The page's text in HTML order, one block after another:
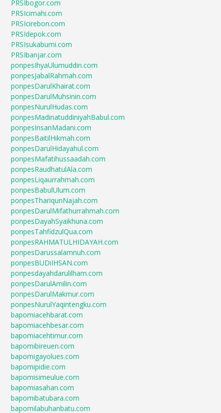
PRSIbogor.com
PRSIcimahi.com
PRSIcirebon.com
PRSIdepok.com
PRSIsukabumi.com
PRSIbanjar.com
ponpesIhyaUlumuddin.com
ponpesJabalRahmah.com
ponpesDarulKhairat.com
ponpesDarulMuhsinin.com
ponpesNurulHudas.com
ponpesMadinatuddiniyahBabul.com
ponpesInsanMadani.com
ponpesBaitilHikmah.com
ponpesDarulHidayahul.com
ponpesMafatihussaadah.com
ponpesRaudhatulAla.com
ponpesLiqaurrahmah.com
ponpesBabulUlum.com
ponpesThariqunNajah.com
ponpesDarulMifathurrahmah.com
ponpesDayahSyaikhuna.com
ponpesTahfidzulQua.com
ponpesRAHMATULHIDAYAH.com
ponpesDarussalamnuh.com
ponpesBUDiIHSAN.com
ponpesdayahdarulilham.com
ponpesDarulAmilin.com
ponpesDarulMakmur.com
ponpesNurulYaqintengku.com
bapomiacehbarat.com
bapomiacehbesar.com
bapomiacehtimur.com
bapomibireuen.com
bapomigayolues.com
bapomipidie.com
bapomisimeulue.com
bapomiasahan.com
bapomibatubara.com
bapomilabuhanbatu.com